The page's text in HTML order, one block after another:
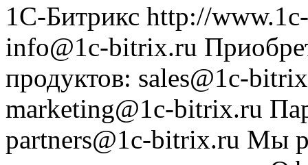
1С-Битрикс http://
info@1c-bitrix.ru
продуктов: sales@1c-
marketing@1c-bitrix.ru
partners@1c-bitrix.ru Мы